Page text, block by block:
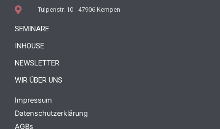
Tulpenstr. 10 - 47906 Kempen
SEMINARE
INHOUSE
NEWSLETTER
WIR ÜBER UNS
Impressum
Datenschutzerklärung
AGBs